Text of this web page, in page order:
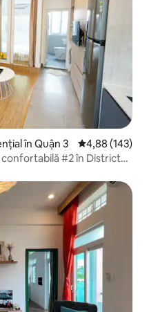
în Quận 3 Scor mediu de
4,88 (143)
#2 în Districtul
oaspeților